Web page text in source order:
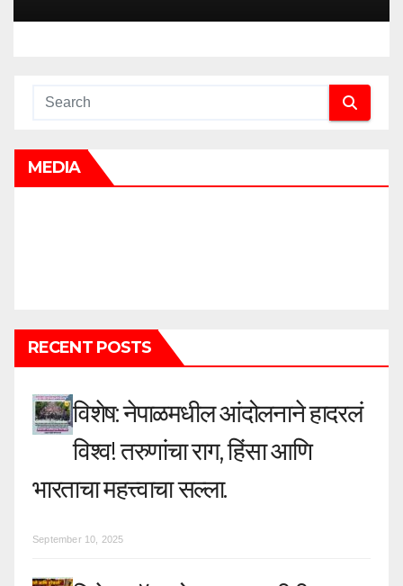
MEDIA
RECENT POSTS
विशेष: नेपाळमधील आंदोलनाने हादरलं
विश्व! तरुणांचा राग, हिंसा आणि
भारताचा महत्त्वाचा सल्ला.
September 10, 2025